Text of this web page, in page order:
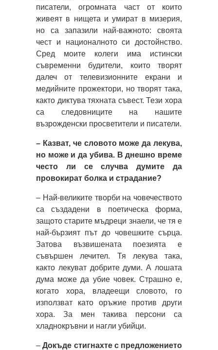
писатели, огромната част от които
живеят в нищета и умират в мизерия,
но са запазили най-важното: своята
чест и националното си достойнство.
Сред моите колеги има истински
съвременни будители, които творят
далеч от телевизионните екрани и
медийните прожектори, но творят така,
както диктува тяхната съвест. Тези хора
са следовниците на нашите
възрожденски просветители и писатели.
– Казват, че словото може да лекува,
но може и да убива. В днешно време
често ли се случва думите да
провокират болка и страдание?
– Най-великите творби на човечеството
са създадени в поетическа форма,
защото старите мъдреци знаели, че тя е
най-бързият път до човешките сърца.
Затова възвишената поезията е
съвършен лечител. Тя лекува така,
както лекуват добрите думи. А лошата
дума може да убие човек. Страшно е,
когато хора, владеещи словото, го
използват като оръжие против други
хора. За мен такива персони са
хладнокръвни и нагли убийци.
–Докъде стигнахте с предложението